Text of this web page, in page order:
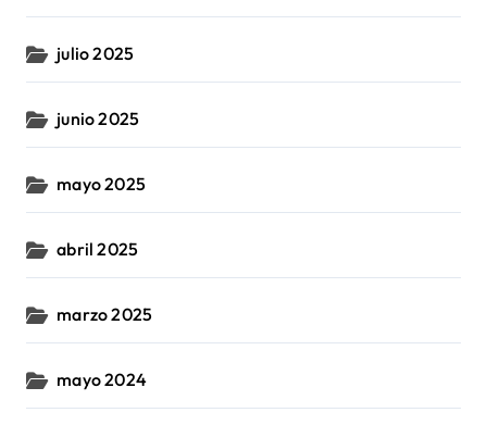
julio 2025
junio 2025
mayo 2025
abril 2025
marzo 2025
mayo 2024